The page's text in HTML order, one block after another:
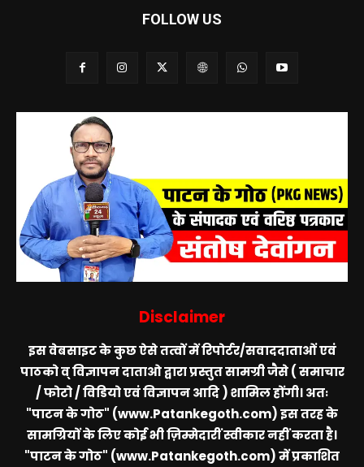
FOLLOW US
Disclaimer
इस वेबसाइट के कुछ ऐसे तत्वों में रिपोर्टर/सवाददाताओं एवं
पाठको व् विज्ञापन दाताओ द्वारा प्रस्तुत सामग्री जैसे ( समाचार
/ फोटो / विडियो एवं विज्ञापन आदि ) शामिल होंगी। अतः
"पाटन के गोठ" (www.Patankegoth.com)इस तरह के
सामग्रियों के लिए कोई भी ज़िम्मेदारीं स्वीकार नहीं करता है।
"पाटन के गोठ" (www.Patankegoth.com)में प्रकाशित